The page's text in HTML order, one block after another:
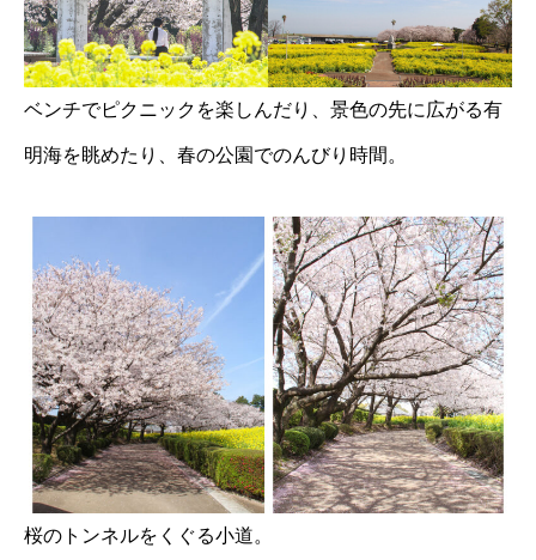
ベンチでピクニックを楽しんだり、景色の先に広がる有
明海を眺めたり、春の公園でのんびり時間。
桜のトンネルをくぐる小道。